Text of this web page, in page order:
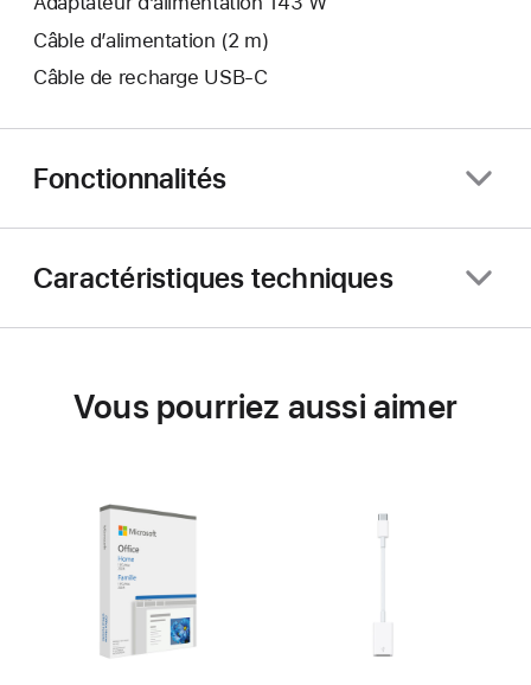
Câble d’alimentation (2 m)
Câble de recharge USB-C
Fonctionnalités
Caractéristiques techniques
Vous pourriez aussi aimer